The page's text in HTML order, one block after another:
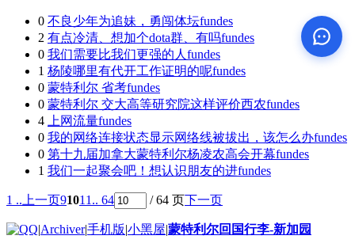
0 不良少年为追妹，勇闯体坛fundes
2 有点冷清、想加个dota群、有吗fundes
0 我们需要比我们更强的人 fundes
1 杨陵哪里有代开工作证明的呢fundes
0 蒙特利尔 省考fundes
0 蒙特利尔 交大高等研究院这样评价西农fundes
4
上网流量fundes
0 我的网络连接状态显示网络线被拔出，该怎么办fundes
0 第十九届加拿大蒙特利尔杨凌农高会开幕fundes
1 我们一起聚会吧！想认识朋友的进fundes
1 .. 上一页91011 .. 64 / 64 页下一页
|Archiver|手机版|小黑屋|蒙特利尔回国行李-新加园